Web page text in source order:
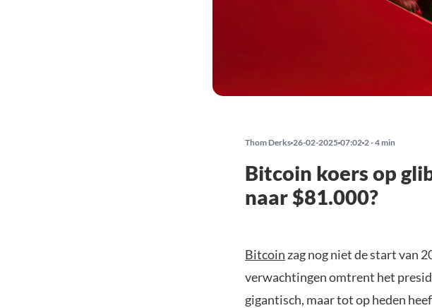
Thom Derks 26-02-2025 07:02 2 - 4 min
Bitcoin koers op
naar $81.000?
Bitcoin zag nog niet de start van
verwachtingen omtrent het
gigantisch, maar tot op heden